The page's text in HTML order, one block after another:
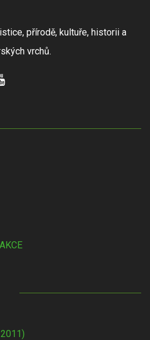
přírodě, kultuře, historii a
vrchů.